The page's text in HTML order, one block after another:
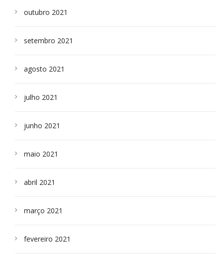
outubro 2021
setembro 2021
agosto 2021
julho 2021
junho 2021
maio 2021
abril 2021
março 2021
fevereiro 2021